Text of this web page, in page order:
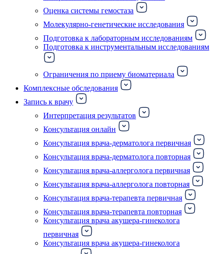
Оценка системы гемостаза
Молекулярно-генетические исследования
Подготовка к лабораторным исследованиям
Подготовка к инструментальным исследованиям
Ограничения по приему биоматериала
Комплексные обследования
Запись к врачу
Интерпретация результатов
Консультация онлайн
Консультация врача-дерматолога первичная
Консультация врача-дерматолога повторная
Консультация врача-аллерголога первичная
Консультация врача-аллерголога повторная
Консультация врача-терапевта первичная
Консультация врача-терапевта повторная
Консультация врача акушера-гинеколога
первичная
Консультация врача акушера-гинеколога